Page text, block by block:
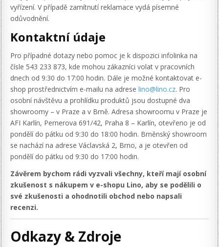
vyřízení. V případě zamítnutí reklamace vydá písemné
odůvodnění.
Kontaktní údaje
Pro případné dotazy nebo pomoc je k dispozici infolinka na
čísle 543 233 873, kde mohou zákazníci volat v pracovních
dnech od 9:30 do 17:00 hodin. Dále je možné kontaktovat e-
shop prostřednictvím e-mailu na adreselino@lino.cz. Pro
osobní návštěvu a prohlídku produktů jsou dostupné dva
showroomy – v Praze a v Brně. Adresa showroomu v Praze je
AFI Karlín, Pernerova 691/42, Praha 8 – Karlín, otevřeno je od
pondělí do pátku od 9:30 do 18:00 hodin. Brněnský showroom
se nachází na adrese Václavská 2, Brno, a je otevřen od
pondělí do pátku od 9:30 do 17:00 hodin.
Závěrem bychom rádi vyzvali všechny, kteří mají osobní
zkušenost s nákupem v e-shopu Lino, aby se podělili o
své zkušenosti a ohodnotili obchod nebo napsali
recenzi.
Odkazy & Zdroje